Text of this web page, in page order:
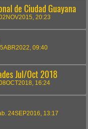
de Ciudad Guayana
02NOV2015, 20:23
09:40
Jul/Oct 2018
08OCT2018, 16:24
24SEP2016, 13:17